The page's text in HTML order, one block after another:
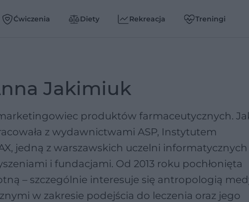
Ćwiczenia Diety Rekreacja Treningi
Jakimiuk
produktów farmaceutycznych.
z wydawnictwami ASP, Instytutem
jedną z warszawskich uczelni informatycznych
i fundacjami. Od 2013 roku pochłonięta
– szczególnie interesuje się antropologią
w zakresie podejścia do leczenia oraz jego